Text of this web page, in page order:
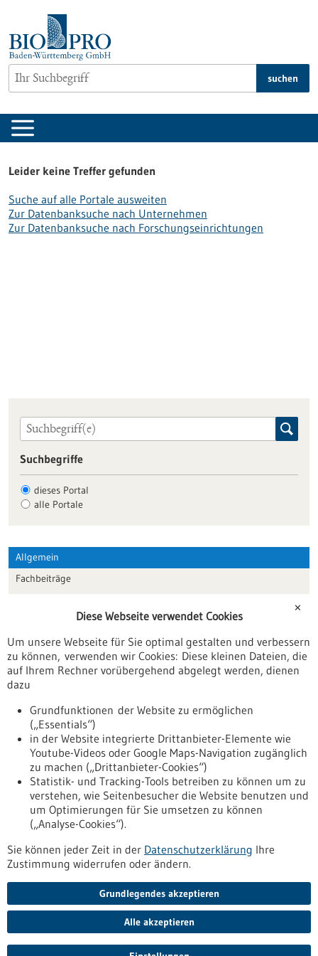
springen
suchen
Leider keine Treffer gefunden
Suche auf alle Portale ausweiten
Zur Datenbanksuche nach Unternehmen
Zur Datenbanksuche nach Forschungseinrichtungen
Suchbegriffe
dieses Portal
alle Portale
Allgemein
Fachbeiträge
Veranstaltungen
Erscheinungsdatum
Nach oben
Informiert bleiben
Newsletter abonnieren
✕
Diese Webseite verwendet Cookies
Um unsere Webseite für Sie optimal gestalten und verbessern
zu können, verwenden wir Cookies: Diese kleinen Dateien, die
auf Ihrem Rechner vorübergehend abgelegt werden, dienen
dazu
Grundfunktionen der Website zu ermöglichen
(„Essentials“)
in der Website integrierte Drittanbieter-Elemente wie
Youtube-Videos oder Google Maps-Navigation zugänglich
zu machen („Drittanbieter-Cookies“)
Statistik- und Tracking-Tools betreiben zu können um zu
verstehen, wie Seitenbesucher die Website benutzen und
um Optimierungen für Sie umsetzen zu können
(„Analyse-Cookies“).
Sie können jeder Zeit in der Datenschutzerklärung Ihre
Zustimmung widerrufen oder ändern.
Grundlegendes akzeptieren
Alle akzeptieren